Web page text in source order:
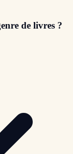
de livres ?